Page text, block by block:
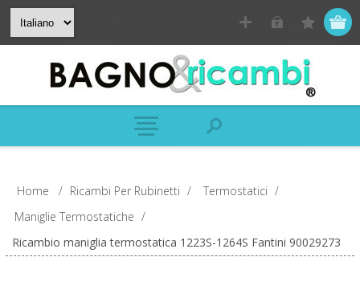
Home / Ricambi Per Rubinetti / Termostatici /
Maniglie Termostatiche /
Ricambio maniglia termostatica 1223S-1264S Fantini 90029273